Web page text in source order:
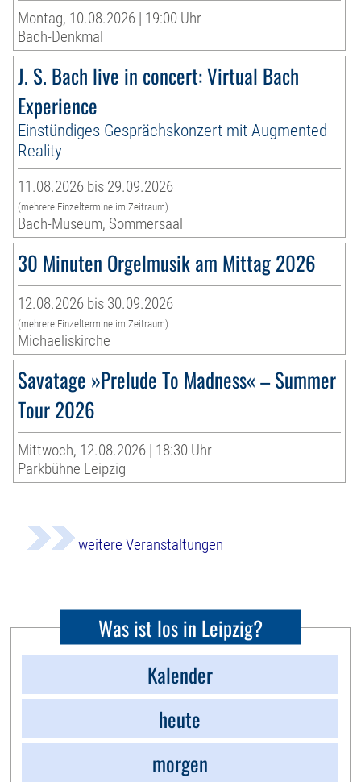
Montag, 10.08.2026 | 19:00 Uhr
Bach-Denkmal
J. S. Bach live in concert: Virtual Bach
Experience
Einstündiges Gesprächskonzert mit Augmented
Reality
11.08.2026 bis 29.09.2026
(mehrere Einzeltermine im Zeitraum)
Bach-Museum, Sommersaal
30 Minuten Orgelmusik am Mittag 2026
12.08.2026 bis 30.09.2026
(mehrere Einzeltermine im Zeitraum)
Michaeliskirche
Savatage »Prelude To Madness« – Summer
Tour 2026
Mittwoch, 12.08.2026 | 18:30 Uhr
Parkbühne Leipzig
weitere Veranstaltungen
Was ist los in Leipzig?
Kalender
heute
morgen